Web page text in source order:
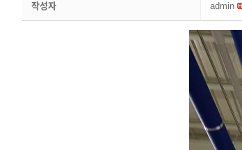
작성자 admin